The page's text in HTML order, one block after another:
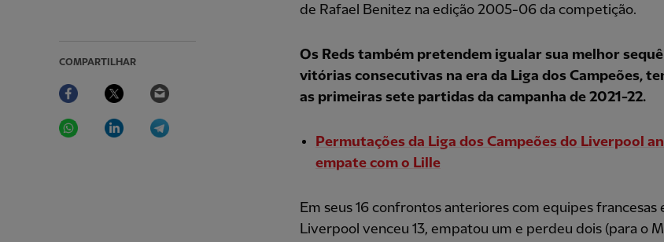
COMPARTILHAR
Facebook Twitter
WhatsAppLinkedIn
de Rafael Benitez na edição 2005-06 da competição.
Os Reds também pretendem igualar sua melhor
vitórias consecutivas na era da Liga dos Campeões,
as primeiras sete partidas da campanha de 2021-22.
Permutações da Liga dos Campeões do Liverpool
empate com o Lille
Em seus 16 confrontos anteriores com equipes francesas
Liverpool venceu 13, empatou um e perdeu dois (para o